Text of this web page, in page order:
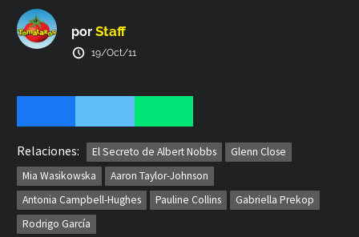
por Staff
19/Oct/11
Relaciones: El Secreto de Albert Nobbs
Glenn Close
Mia Wasikowska
Aaron Taylor-Johnson
Antonia Campbell-Hughes
Pauline Collins
Gabriella Prekop
Rodrigo García